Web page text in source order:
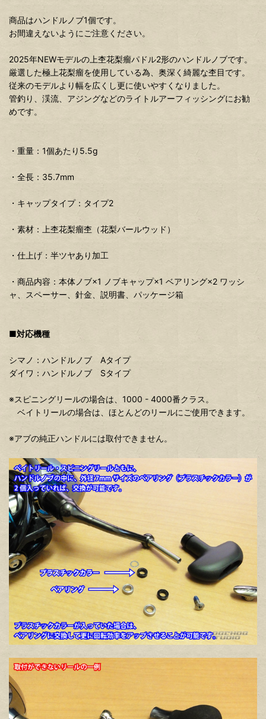
商品はハンドルノブ1個です。
お間違えないようにご注意ください。
2025年NEWモデルの上杢花梨瘤パドル2形のハンドルノブです。
厳選した極上花梨瘤を使用している為、奥深く綺麗な杢目です。
従来のモデルより幅を広くし更に使いやすくなりました。
管釣り、渓流、アジングなどのライトルアーフィッシングにお勧
めです。
・重量：1個あたり5.5g
・全長：35.7mm
・キャップタイプ：タイプ2
・素材：上杢花梨瘤杢（花梨バールウッド）
・仕上げ：半ツヤあり加工
・商品内容：本体ノブ×1 ノブキャップ×1 ベアリング×2 ワッシ
ャ、スペーサー、針金、説明書、パッケージ箱
■対応機種
シマノ：ハンドルノブ Aタイプ
ダイワ：ハンドルノブ Sタイプ
※スピニングリールの場合は、1000 - 4000番クラス。
ベイトリールの場合は、ほとんどのリールにご使用できます。
※アブの純正ハンドルには取付できません。